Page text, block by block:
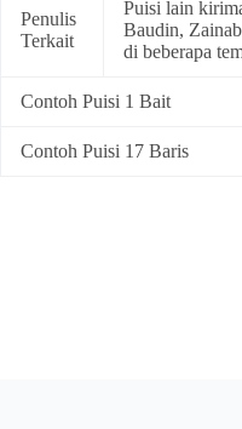
Penulis
Terkait
Puisi lain
Baudin,
di beberapa
Contoh Puisi 1 Bait
Contoh Puisi 17 Baris